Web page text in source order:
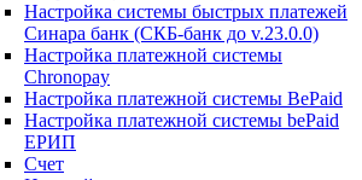
Настройка системы быстрых платежей
Синара банк (СКБ-банк до v.23.0.0)
Настройка платежной системы
Chronopay
Настройка платежной системы BePaid
Настройка платежной системы bePaid
ЕРИП
Счет